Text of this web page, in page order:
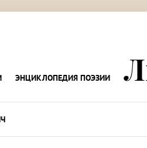
ЭНЦИКЛОПЕДИЯ ПОЭЗИИ